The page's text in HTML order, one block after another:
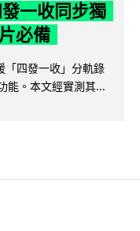
一收同步獨
必備
四發一收」分軌錄
能。本文經實測其...